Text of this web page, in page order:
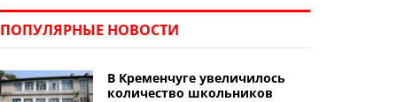
ПОПУЛЯРНЫЕ НОВОСТИ
В Кременчуге увеличилось
количество школьников